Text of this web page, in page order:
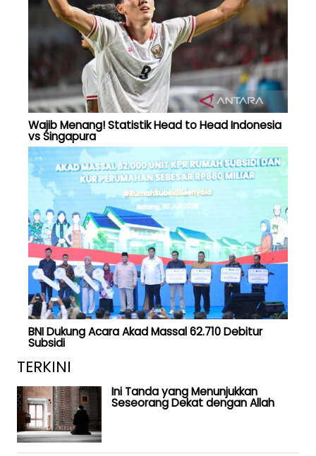
Wajib Menang! Statistik Head to Head Indonesia
vs Singapura
BNI Dukung Acara Akad Massal 62.710 Debitur
Subsidi
TERKINI
Ini Tanda yang Menunjukkan
Seseorang Dekat dengan Allah